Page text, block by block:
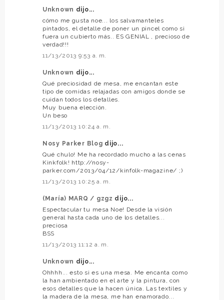
Unknown dijo...
cómo me gusta noe... los salvamanteles
pintados, el detalle de poner un pincel como si
fuera un cubierto más.. ES GENIAL , precioso de
verdad!!!
11/13/2013 9:53 a. m.
Unknown dijo...
Qué preciosidad de mesa, me encantan este
tipo de comidas relajadas con amigos donde se
cuidan todos los detalles.
Muy buena elección.
Un beso
11/13/2013 10:24 a. m.
Nosy Parker Blog dijo...
Qué chulo! Me ha recordado mucho a las cenas
Kinkfolk! http://nosy-
parker.com/2013/04/12/kinfolk-magazine/ ;)
11/13/2013 10:25 a. m.
(María) MARQ / gzgz dijo...
Espectacular tu mesa Noe! Desde la visión
general hasta cada uno de los detalles...
preciosa
BSS
11/13/2013 11:12 a. m.
Unknown dijo...
Ohhhh... esto si es una mesa. Me encanta como
la han ambientado en el arte y la pintura, con
esos detalles que la hacen única. Las textiles y
la madera de la mesa, me han enamorado...